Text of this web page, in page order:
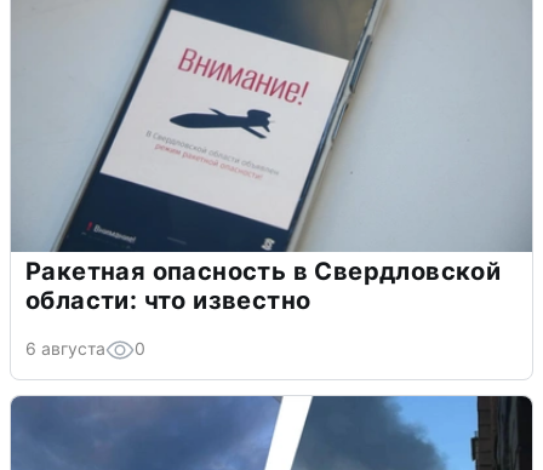
Ракетная опасность в Свердловской
области: что известно
6 августа 0